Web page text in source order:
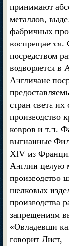
принимают
металлов,
фабричных
воспрещается.
посредством
водворяется в
Англичане
стран света
производство
ковров и т.п.
выгнанные
XIV из
Англии целую
производство
шелковых
производства
запрещениям
«Овладевши
говорит Лист,